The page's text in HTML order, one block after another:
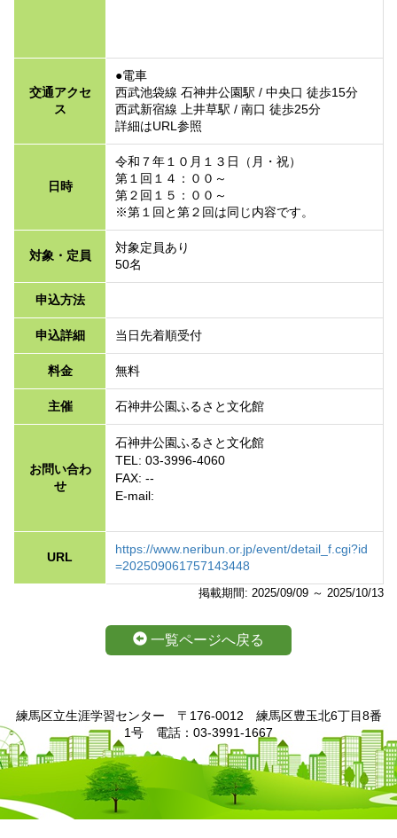
交通アクセ
ス
●電車
西武池袋線 石神井公園駅 / 中央口 徒歩15分
西武新宿線 上井草駅 / 南口 徒歩25分
詳細はURL参照
日時
令和７年１０月１３日（月・祝）
第１回１４：００～
第２回１５：００～
※第１回と第２回は同じ内容です。
対象・定員
対象定員あり
50名
申込方法
申込詳細 当日先着順受付
料金 無料
主催 石神井公園ふるさと文化館
お問い合わ
せ
石神井公園ふるさと文化館
TEL: 03-3996-4060
FAX: --
E-mail:
URL
https://www.neribun.or.jp/event/detail_f.cgi?id
=202509061757143448
掲載期間: 2025/09/09 ～ 2025/10/13
一覧ページへ戻る
練馬区立生涯学習センター 〒176-0012 練馬区豊玉北6丁目8番
1号 電話：03-3991-1667